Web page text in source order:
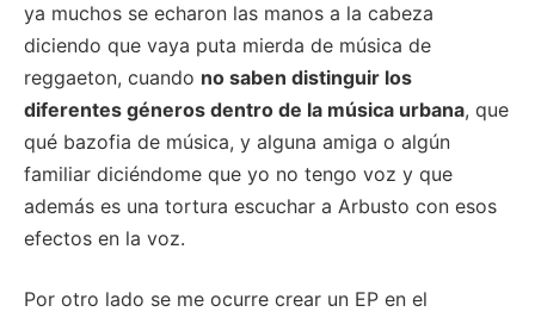
ya muchos se echaron las manos a la cabeza
diciendo que vaya puta mierda de música de
reggaeton, cuando no saben distinguir los
diferentes géneros dentro de la música urbana, que
qué bazofia de música, y alguna amiga o algún
familiar diciéndome que yo no tengo voz y que
además es una tortura escuchar a Arbusto con esos
efectos en la voz.
Por otro lado se me ocurre crear un EP en el